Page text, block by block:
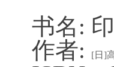
书名:
作者:
[日]